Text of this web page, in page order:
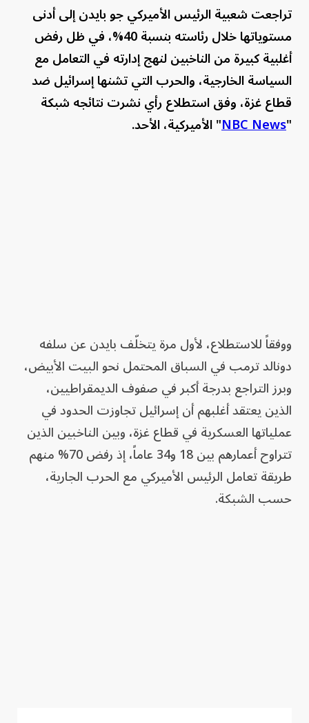
تراجعت شعبية الرئيس الأميركي جو بايدن إلى أدنى
مستوياتها خلال رئاسته بنسبة 40%، في ظل رفض
أغلبية كبيرة من الناخبين لنهج إدارته في التعامل مع
السياسة الخارجية، والحرب التي تشنها إسرائيل ضد
قطاع غزة، وفق استطلاع رأي نشرت نتائجه شبكة
"
NBC News" الأميركية، الأحد.
ووفقاً للاستطلاع، لأول مرة يتخلّف بايدن عن سلفه
دونالد ترمب في السباق المحتمل نحو البيت الأبيض،
وبرز التراجع بدرجة أكبر في صفوف الديمقراطيين،
الذين يعتقد أغلبهم أن إسرائيل تجاوزت الحدود في
عملياتها العسكرية في قطاع غزة، وبين الناخبين الذين
تتراوح أعمارهم بين 18 و34 عاماً، إذ رفض 70% منهم
طريقة تعامل الرئيس الأميركي مع الحرب الجارية،
حسب الشبكة.